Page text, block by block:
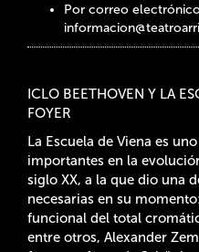
Por correo
ICLO BEETHOVEN Y LA
FOYER
La Escuela de Viena es
importantes en la
siglo XX, a la que dio una
necesarias en su
funcional del total
entre otros, Alexander